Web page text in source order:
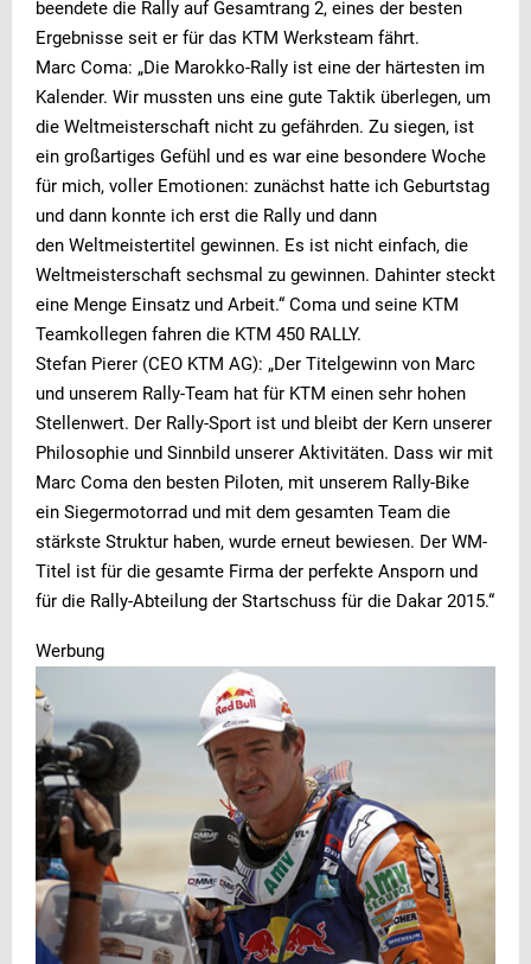
beendete die Rally auf Gesamtrang 2, eines der besten
Ergebnisse seit er für das KTM Werksteam fährt.
Marc Coma: „Die Marokko-Rally ist eine der härtesten im
Kalender. Wir mussten uns eine gute Taktik überlegen, um
die Weltmeisterschaft nicht zu gefährden. Zu siegen, ist
ein großartiges Gefühl und es war eine besondere Woche
für mich, voller Emotionen: zunächst hatte ich Geburtstag
und dann konnte ich erst die Rally und dann
den Weltmeistertitel gewinnen. Es ist nicht einfach, die
Weltmeisterschaft sechsmal zu gewinnen. Dahinter steckt
eine Menge Einsatz und Arbeit.“ Coma und seine KTM
Teamkollegen fahren die KTM 450 RALLY.
Stefan Pierer (CEO KTM AG): „Der Titelgewinn von Marc
und unserem Rally-Team hat für KTM einen sehr hohen
Stellenwert. Der Rally-Sport ist und bleibt der Kern unserer
Philosophie und Sinnbild unserer Aktivitäten. Dass wir mit
Marc Coma den besten Piloten, mit unserem Rally-Bike
ein Siegermotorrad und mit dem gesamten Team die
stärkste Struktur haben, wurde erneut bewiesen. Der WM-
Titel ist für die gesamte Firma der perfekte Ansporn und
für die Rally-Abteilung der Startschuss für die Dakar 2015.“
Werbung